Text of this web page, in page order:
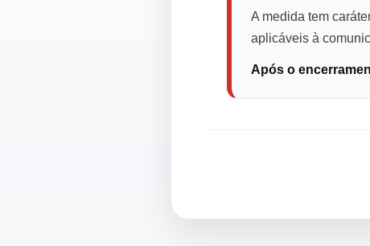
A medida tem
aplicáveis à
Após o